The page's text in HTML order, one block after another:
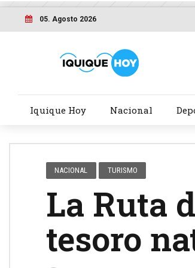
05. Agosto 2026
Iquique Hoy Nacional
NACIONAL TURISMO
La Ruta
tesoro